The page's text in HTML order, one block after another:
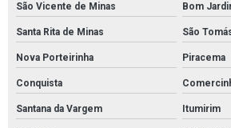
São Vicente de Minas Bom
Santa Rita de Minas São
Nova Porteirinha Piracema
Conquista
Santana da Vargem Itumirim